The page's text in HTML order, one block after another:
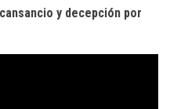
y decepción por